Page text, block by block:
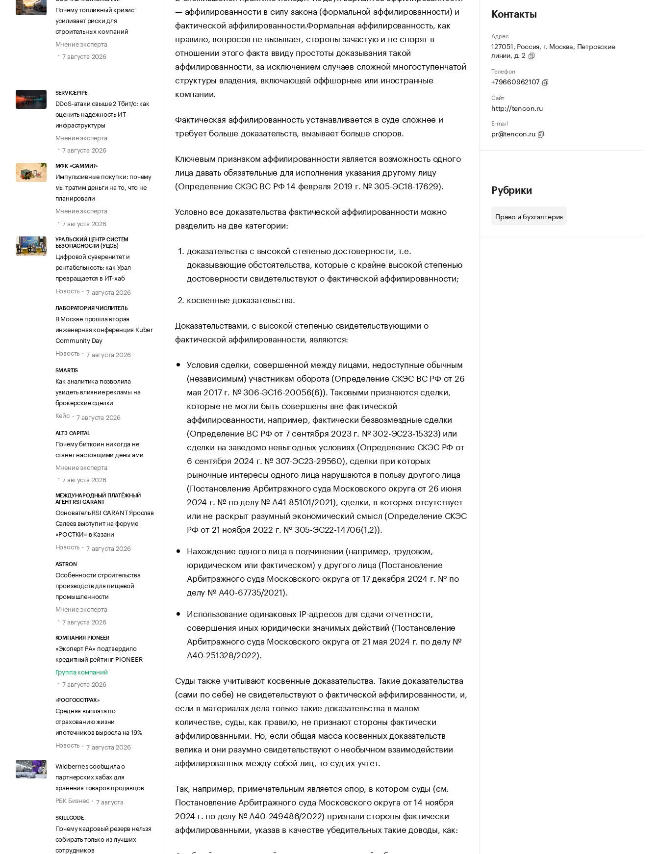
Почему топливный кризис
усиливает риски для
строительных компаний
Мнение эксперта
7 августа 2026
SERVICEPIPE
DDoS-атаки свыше 2 Тбит/с: как
оценить надежность ИТ-
инфраструктуры
Мнение эксперта
7 августа 2026
МФК «САММИТ»
Импульсивные покупки: почему
мы тратим деньги на то, что не
планировали
Мнение эксперта
7 августа 2026
УРАЛЬСКИЙ ЦЕНТР СИСТЕМ
БЕЗОПАСНОСТИ (УЦСБ)
Цифровой суверенитет и
рентабельность: как Урал
превращается в ИТ-хаб
Новость
7 августа 2026
ЛАБОРАТОРИЯ ЧИСЛИТЕЛЬ
В Москве прошла вторая
инженерная конференция Kuber
Community Day
Новость
7 августа 2026
SMARTIS
Как аналитика позволила
увидеть влияние рекламы на
брокерские сделки
Кейс
7 августа 2026
ALT3 CAPITAL
Почему биткоин никогда не
станет настоящими деньгами
Мнение эксперта
7 августа 2026
МЕЖДУНАРОДНЫЙ ПЛАТЁЖНЫЙ
АГЕНТ RSI GARANT
Основатель RSI GARANT Ярослав
Салеев выступит на форуме
«РОСТКИ» в Казани
Новость
7 августа 2026
ASTRON
Особенности строительства
производств для пищевой
промышленности
Мнение эксперта
7 августа 2026
КОМПАНИЯ PIONEER
«Эксперт РА» подтвердило
кредитный рейтинг PIONEER
Группа компаний
7 августа 2026
«РОСГОССТРАХ»
Средняя выплата по
страхованию жизни
ипотечников выросла на 19%
Новость
7 августа 2026
Wildberries сообщила о
партнерских хабах для
хранения товаров продавцов
РБК Бизнес
7 августа
SKILLCODE
Почему кадровый резерв нельзя
собирать только из лучших
сотрудников
— аффилированности в силу закона (формальной аффилированности) и
фактической аффилированности.Формальная аффилированность, как
правило, вопросов не вызывает, стороны зачастую и не спорят в
отношении этого факта ввиду простоты доказывания такой
аффилированности, за исключением случаев сложной многоступенчатой
структуры владения, включающей оффшорные или иностранные
компании.
Фактическая аффилированность устанавливается в суде сложнее и
требует больше доказательств, вызывает больше споров.
Ключевым признаком аффилированности является возможность одного
лица давать обязательные для исполнения указания другому лицу
(Определение СКЭС ВС РФ 14 февраля 2019 г. № 305-ЭС18-17629).
Условно все доказательства фактической аффилированности можно
разделить на две категории:
доказательства с высокой степенью достоверности, т.е.
доказывающие обстоятельства, которые с крайне высокой степенью
достоверности свидетельствуют о фактической аффилированности;
косвенные доказательства.
Доказательствами, с высокой степенью свидетельствующими о
фактической аффилированности, являются:
Условия сделки, совершенной между лицами, недоступные обычным
(независимым) участникам оборота (Определение СКЭС ВС РФ от 26
мая 2017 г. № 306-ЭС16-20056(6)). Таковыми признаются сделки,
которые не могли быть совершены вне фактической
аффилированности, например, фактически безвозмездные сделки
(Определение ВС РФ от 7 сентября 2023 г. № 302-ЭС23-15323) или
сделки на заведомо невыгодных условиях (Определение СКЭС РФ от
6 сентября 2024 г. № 307-ЭС23-29560), сделки при которых
рыночные интересы одного лица нарушаются в пользу другого лица
(Постановление Арбитражного суда Московского округа от 26 июня
2024 г. № по делу № А41-85101/2021), сделки, в которых отсутствует
или не раскрыт разумный экономический смысл (Определение СКЭС
РФ от 21 ноября 2022 г. № 305-ЭС22-14706(1,2)).
Нахождение одного лица в подчинении (например, трудовом,
юридическом или фактическом) у другого лица (Постановление
Арбитражного суда Московского округа от 17 декабря 2024 г. № по
делу № А40-67735/2021).
Использование одинаковых IP-адресов для сдачи отчетности,
совершения иных юридически значимых действий (Постановление
Арбитражного суда Московского округа от 21 мая 2024 г. по делу №
А40-251328/2022).
Суды также учитывают косвенные доказательства. Такие доказательства
(сами по себе) не свидетельствуют о фактической аффилированности, и,
если в материалах дела только такие доказательства в малом
количестве, суды, как правило, не признают стороны фактически
аффилированными. Но, если общая масса косвенных доказательств
велика и они разумно свидетельствуют о необычном взаимодействии
аффилированных между собой лиц, то суд их учтет.
Так, например, примечательным является спор, в котором суды (см.
Постановление Арбитражного суда Московского округа от 14 ноября
2024 г. по делу № А40-249486/2022) признали стороны фактически
аффилированными, указав в качестве убедительных такие доводы, как:
Контакты
Адрес
127051, Россия, г. Москва, Петровские
линии, д. 2
Телефон
+79660962107
Сайт
http://tencon.ru
E-mail
pr@tencon.ru
Рубрики
Право и бухгалтерия